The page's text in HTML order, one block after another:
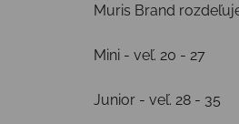
Muris Brand
Mini - veľ. 20 - 27
Junior - veľ. 28 - 35